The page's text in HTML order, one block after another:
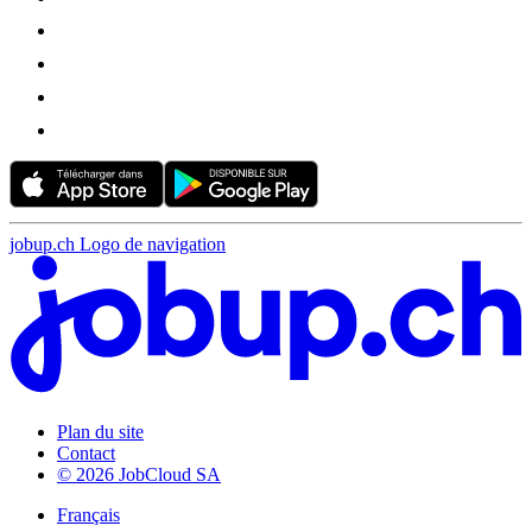
jobup.ch Logo de navigation
Plan du site
Contact
© 2026 JobCloud SA
Français